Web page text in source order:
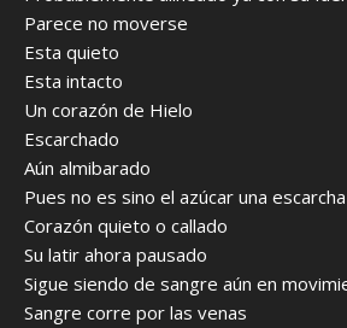
Parece no moverse
Esta quieto
Esta intacto
Un corazón de Hielo
Escarchado
Aún almibarado
Pues no es sino el azúcar una escarcha
Corazón quieto o callado
Su latir ahora pausado
Sigue siendo de sangre aún en
Sangre corre por las venas